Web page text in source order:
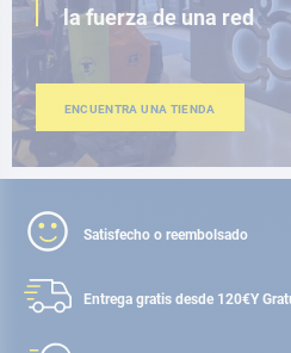
la fuerza de una red
ENCUENTRA UNA TIENDA
Satisfecho o reembolsado
Entrega gratis desde 120€Y